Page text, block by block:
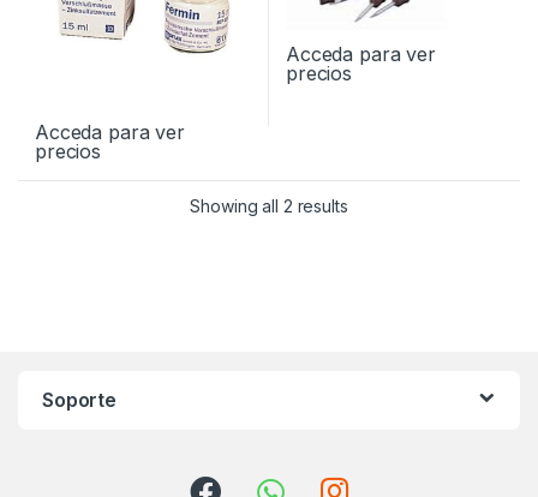
Acceda para ver
precios
Acceda para ver
precios
Showing all 2 results
Soporte